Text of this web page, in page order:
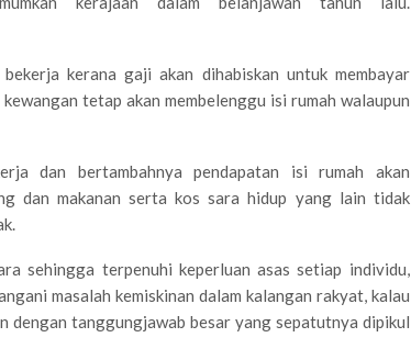
kerana gaji akan dihabiskan untuk membayar
tetap akan membelenggu isi rumah walaupun
dan bertambahnya pendapatan isi rumah akan
dan makanan serta kos sara hidup yang lain tidak
sehingga terpenuhi keperluan asas setiap individu,
masalah kemiskinan dalam kalangan rakyat, kalau
dengan tanggungjawab besar yang sepatutnya dipikul